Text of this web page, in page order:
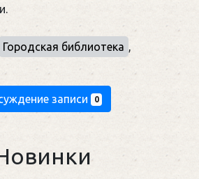
Городская библиотека ,
записи 0